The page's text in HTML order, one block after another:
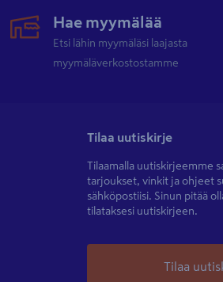
Hae myymälää
Etsi lähin myymäläsi laajasta
myymäläverkostostamme
Tilaa uutiskirje
Tilaamalla uutiskirjeemme
tarjoukset, vinkit ja ohjeet
sähköpostiisi. Sinun pitää
tilataksesi uutiskirjeen.
Tilaa